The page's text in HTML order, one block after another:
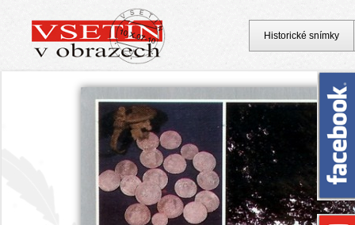
Historické snímky